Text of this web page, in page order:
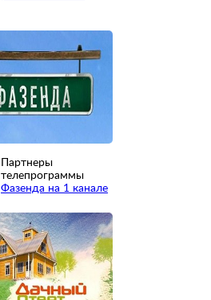
Партнеры
телепрограммы
Фазенда на 1 канале